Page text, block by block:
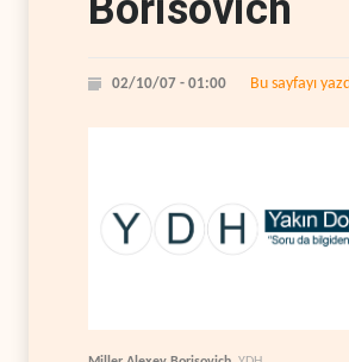
02/10/07 - 01:00 Bu sayfayı